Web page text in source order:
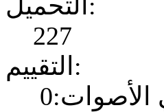
227
التقييم:
الأصوات:0